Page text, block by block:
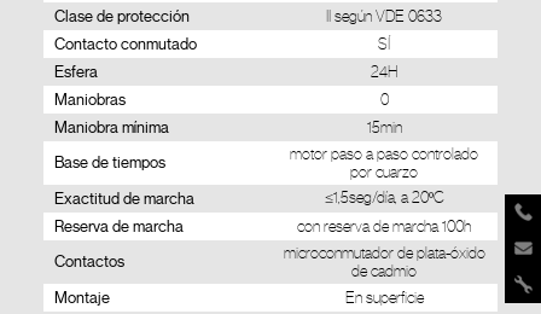
Clase de protección II según VDE 0633
Contacto conmutado SÍ
Esfera 24H
Maniobras 0
Maniobra mínima 15min
Base de tiempos
motor paso a paso controlado
por cuarzo
Exactitud de marcha ≤1,5seg/día, a 20ºC
Reserva de marcha con reserva de marcha 100h
Contactos
microconmutador de plata-óxido
de cadmio
Montaje En superficie